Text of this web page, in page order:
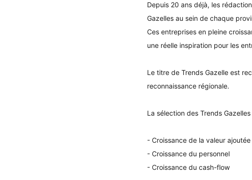
Depuis 20 ans déjà, les
Gazelles au sein de chaque
Ces entreprises en pleine
une réelle inspiration pour les
Le titre de Trends Gazelle est
reconnaissance régionale.
La sélection des Trends
- Croissance de la valeur
- Croissance du personnel
- Croissance du cash-flow